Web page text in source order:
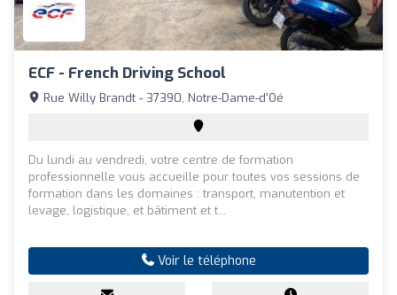
ECF - French Driving School
Rue Willy Brandt - 37390, Notre-Dame-d'Oé
Du lundi au vendredi, votre centre de formation
professionnelle vous accueille pour toutes vos sessions de
formation dans les domaines : transport, manutention et
levage, logistique, et bâtiment et t...
Voir le téléphone